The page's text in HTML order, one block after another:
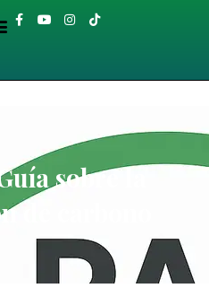
F
a
o
Y
b
I
g
T
i
k
sobre la
de carbono